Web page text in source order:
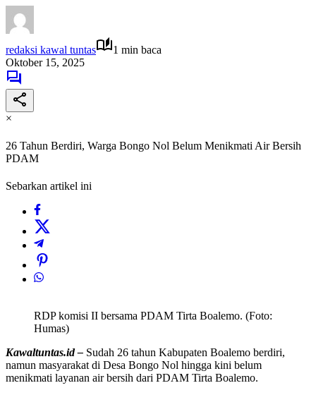
redaksi kawal tuntas
1 min baca
Oktober 15, 2025
×
26 Tahun Berdiri, Warga Bongo Nol Belum Menikmati Air Bersih
PDAM
Sebarkan artikel ini
RDP komisi II bersama PDAM Tirta Boalemo. (Foto:
Humas)
Kawaltuntas.id – Sudah 26 tahun Kabupaten Boalemo berdiri,
namun masyarakat di Desa Bongo Nol hingga kini belum
menikmati layanan air bersih dari PDAM Tirta Boalemo.